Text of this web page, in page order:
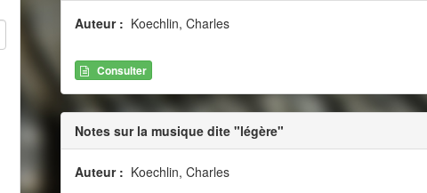
Auteur : Koechlin, Charles
Consulter
Notes sur la musique dite "légère"
Auteur : Koechlin, Charles